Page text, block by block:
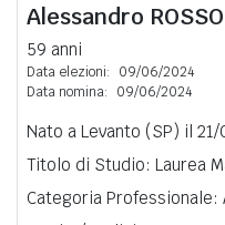
Alessandro
59 anni
Data elezioni:
09/06/2024
Data nomina:
09/06/2024
Nato a Levanto (SP) il 21/
Titolo di Studio: Laurea
Categoria